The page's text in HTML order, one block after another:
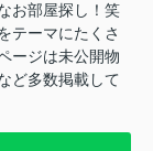
お部屋探し！笑
テーマにたくさ
ージは未公開物
ど多数掲載して